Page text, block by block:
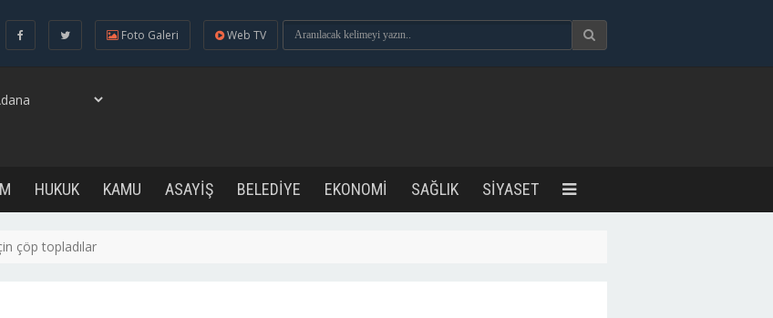
Foto Galeri Web TV
HUKUK KAMU ASAYİŞ BELEDİYE EKONOMİ SAĞLIK SİYASET
çöp topladılar